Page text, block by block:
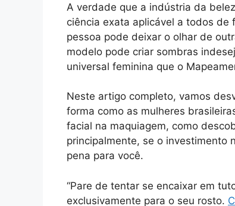
A verdade que a indústria da
ciência exata aplicável a todos de
pessoa pode deixar o olhar de
modelo pode criar sombras
universal feminina que o
Neste artigo completo, vamos
forma como as mulheres
facial na maquiagem, como
principalmente, se o investimento
pena para você.
“Pare de tentar se encaixar em
exclusivamente para o seu rosto.